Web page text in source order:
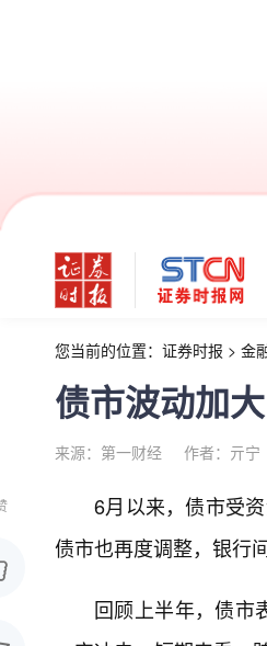
您当前的位置： 证券时报 > 金
债市波动加
来源：第一财经 作者：亓宁
6月以来，债市受
债市也再度调整，银行
回顾上半年，债市